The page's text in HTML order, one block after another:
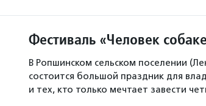
Фестиваль «Человек
В Ропшинском сельском поселении
состоится большой праздник для
и тех, кто только мечтает завести